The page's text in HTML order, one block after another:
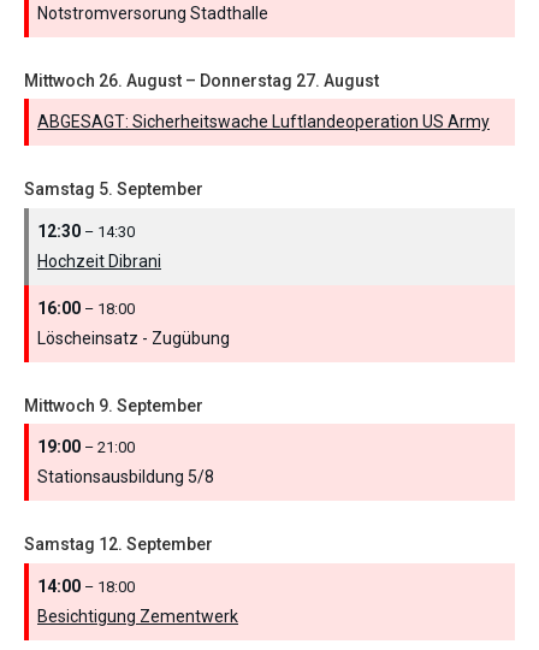
Notstromversorung Stadthalle
Mittwoch 26. August – Donnerstag 27. August
ABGESAGT: Sicherheitswache Luftlandeoperation US Army
Samstag 5. September
12:30 – 14:30
Hochzeit Dibrani
16:00 – 18:00
Löscheinsatz - Zugübung
Mittwoch 9. September
19:00 – 21:00
Stationsausbildung 5/8
Samstag 12. September
14:00 – 18:00
Besichtigung Zementwerk